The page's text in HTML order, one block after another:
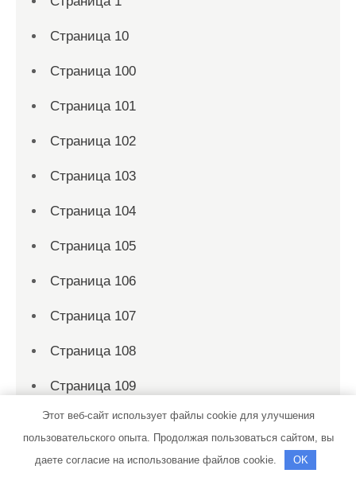
Страница 10
Страница 100
Страница 101
Страница 102
Страница 103
Страница 104
Страница 105
Страница 106
Страница 107
Страница 108
Страница 109
Страница 11
Страница 110
Этот веб-сайт использует файлы cookie для улучшения
пользовательского опыта. Продолжая пользоваться сайтом, вы
даете согласие на использование файлов cookie.
OK